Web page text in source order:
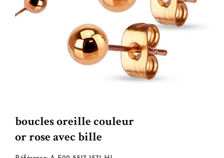
boucles oreille couleur
or rose avec bille